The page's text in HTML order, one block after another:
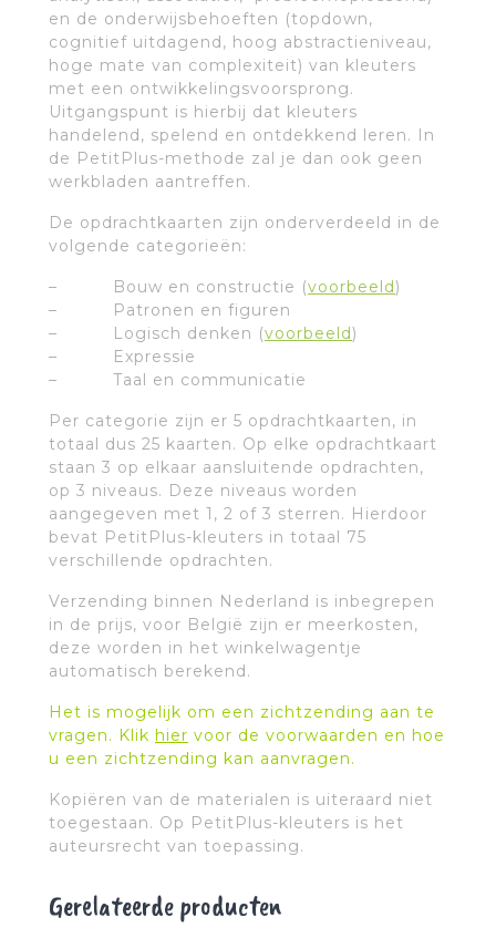
en de onderwijsbehoeften (topdown,
cognitief uitdagend, hoog abstractieniveau,
hoge mate van complexiteit) van kleuters
met een ontwikkelingsvoorsprong.
Uitgangspunt is hierbij dat kleuters
handelend, spelend en ontdekkend leren. In
de PetitPlus-methode zal je dan ook geen
werkbladen aantreffen.
De opdrachtkaarten zijn onderverdeeld in de
volgende categorieën:
– Bouw en constructie (voorbeeld)
– Patronen en figuren
– Logisch denken (voorbeeld)
– Expressie
– Taal en communicatie
Per categorie zijn er 5 opdrachtkaarten, in
totaal dus 25 kaarten. Op elke opdrachtkaart
staan 3 op elkaar aansluitende opdrachten,
op 3 niveaus. Deze niveaus worden
aangegeven met 1, 2 of 3 sterren. Hierdoor
bevat PetitPlus-kleuters in totaal 75
verschillende opdrachten.
Verzending binnen Nederland is inbegrepen
in de prijs, voor België zijn er meerkosten,
deze worden in het winkelwagentje
automatisch berekend.
Het is mogelijk om een zichtzending aan te
vragen. Klik hier voor de voorwaarden en hoe
u een zichtzending kan aanvragen.
Kopiëren van de materialen is uiteraard niet
toegestaan. Op PetitPlus-kleuters is het
auteursrecht van toepassing.
Gerelateerde producten